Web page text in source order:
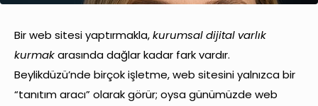
Bir web sitesi yaptırmakla,kurumsal dijital varlık
kurmakarasında dağlar kadar fark vardır.
Beylikdüzü’nde birçok işletme, web sitesini yalnızca bir
“tanıtım aracı” olarak görür; oysa günümüzde web